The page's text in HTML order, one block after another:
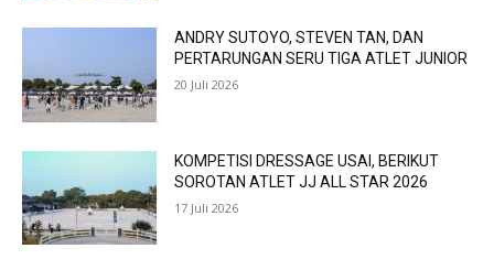
ANDRY SUTOYO, STEVEN TAN, DAN
PERTARUNGAN SERU TIGA ATLET JUNIOR
20 Juli 2026
KOMPETISI DRESSAGE USAI, BERIKUT
SOROTAN ATLET JJ ALL STAR 2026
17 Juli 2026